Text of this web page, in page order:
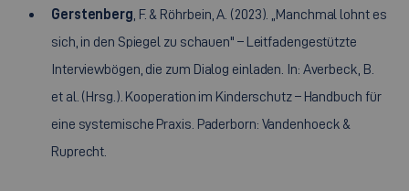
Gerstenberg , F. & Röhrbein, A. (2023). „Manchmal lohnt es
sich, in den Spiegel zu schauen" – Leitfadengestützte
Interviewbögen, die zum Dialog einladen. In: Averbeck, B.
et al. (Hrsg.). Kooperation im Kinderschutz – Handbuch für
eine systemische Praxis. Paderborn: Vandenhoeck &
Ruprecht.